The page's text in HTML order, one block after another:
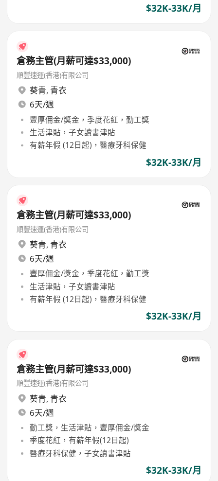
$32K-33K/月
倉務主管(月薪可達$33,000)
順豐速運(香港)有限公司
葵青, 青衣
6天/週
豐厚佣金/獎金，季度花紅，勤工獎
生活津貼，子女讀書津貼
有薪年假 (12日起)，醫療牙科保健
$32K-33K/月
倉務主管(月薪可達$33,000)
順豐速運(香港)有限公司
葵青, 青衣
6天/週
豐厚佣金/獎金，季度花紅，勤工獎
生活津貼，子女讀書津貼
有薪年假 (12日起)，醫療牙科保健
$32K-33K/月
倉務主管(月薪可達$33,000)
順豐速運(香港)有限公司
葵青, 青衣
6天/週
勤工獎，生活津貼，豐厚佣金/獎金
季度花紅，有薪年假(12日起)
醫療牙科保健，子女讀書津貼
$32K-33K/月